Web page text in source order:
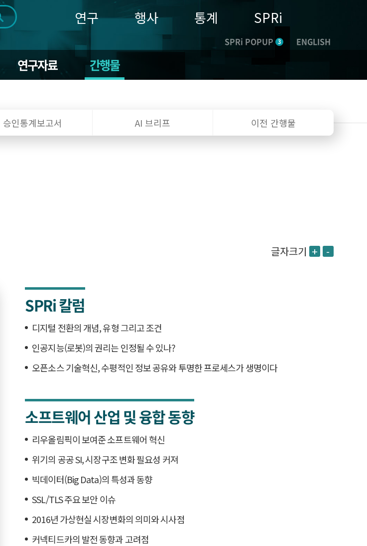
3개월 1년
연구 행사 통계 SPRi
SPRi POPUP 3 ENGLISH
연구자료 간행물
승인통계보고서 AI 브리프 이전 간행물
글자크기 + -
SPRi 칼럼
디지털 전환의 개념, 유형 그리고 조건
인공지능(로봇)의 권리는 인정될 수 있나?
오픈소스 기술혁신, 수평적인 정보 공유와 투명한 프로세스가 생명이다
소프트웨어 산업 및 융합 동향
리우올림픽이 보여준 소프트웨어 혁신
위기의 공공 SI, 시장구조 변화 필요성 커져
빅데이터(Big Data)의 특성과 동향
SSL/TLS 주요 보안 이슈
2016년 가상현실 시장변화의 의미와 시사점
커넥티드카의 발전 동향과 고려점